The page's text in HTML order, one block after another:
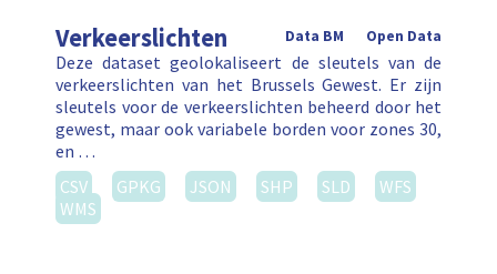
Verkeerslichten Open Data
Data BM
Deze dataset geolokaliseert de sleutels van de
verkeerslichten van het Brussels Gewest. Er zijn
sleutels voor de verkeerslichten beheerd door het
gewest, maar ook variabele borden voor zones 30,
en …
CSV
GPKG JSON SHP SLD
WFS
WMS